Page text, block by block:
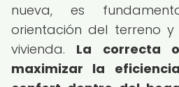
nueva, es
orientación del terreno
vivienda. La correcta
maximizar la